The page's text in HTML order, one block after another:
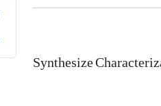
Synthesize